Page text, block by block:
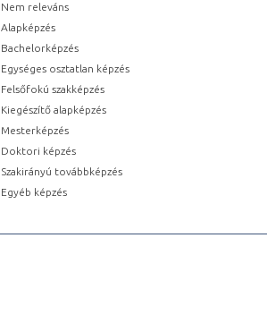
Nem releváns
Alapképzés
Bachelorképzés
Egységes osztatlan képzés
Felsőfokú szakképzés
Kiegészítő alapképzés
Mesterképzés
Doktori képzés
Szakirányú továbbképzés
Egyéb képzés